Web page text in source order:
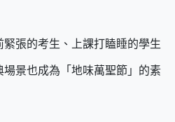
張的考生、上課打瞌睡的學生
景也成為「地味萬聖節」的素